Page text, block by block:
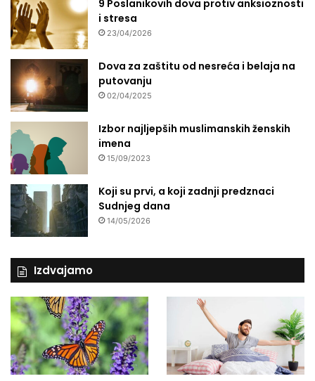
9 Poslanikovih dova protiv anksioznosti
i stresa
23/04/2026
Dova za zaštitu od nesreća i belaja na
putovanju
02/04/2025
Izbor najljepših muslimanskih ženskih
imena
15/09/2023
Koji su prvi, a koji zadnji predznaci
Sudnjeg dana
14/05/2026
Izdvajamo